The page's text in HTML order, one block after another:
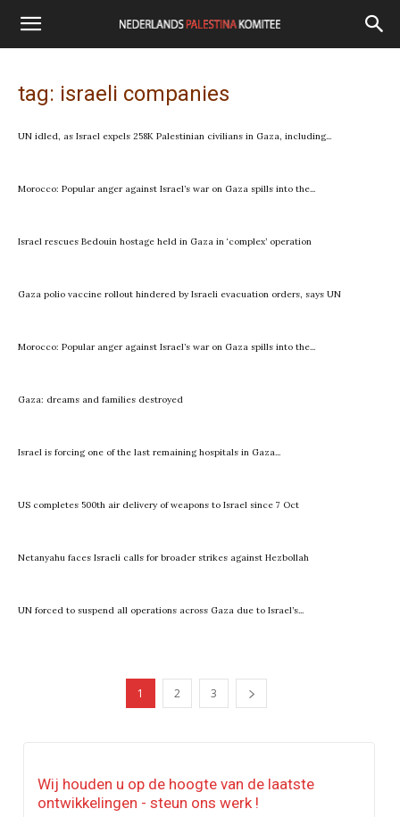
tag: israeli companies
UN idled, as Israel expels 258K Palestinian civilians in Gaza, including...
Morocco: Popular anger against Israel’s war on Gaza spills into the...
Israel rescues Bedouin hostage held in Gaza in ‘complex’ operation
Gaza polio vaccine rollout hindered by Israeli evacuation orders, says UN
Morocco: Popular anger against Israel’s war on Gaza spills into the...
Gaza: dreams and families destroyed
Israel is forcing one of the last remaining hospitals in Gaza...
US completes 500th air delivery of weapons to Israel since 7 Oct
Netanyahu faces Israeli calls for broader strikes against Hezbollah
UN forced to suspend all operations across Gaza due to Israel’s...
1 2 3
Wij houden u op de hoogte van de laatste
ontwikkelingen - steun ons werk !